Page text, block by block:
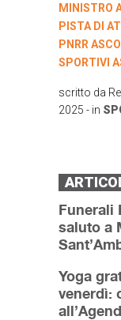
MINISTRO
PISTA DI
PNRR
SPORTIVI
scritto da
2025 - in
Funerali
saluto a
Yoga
venerdì: